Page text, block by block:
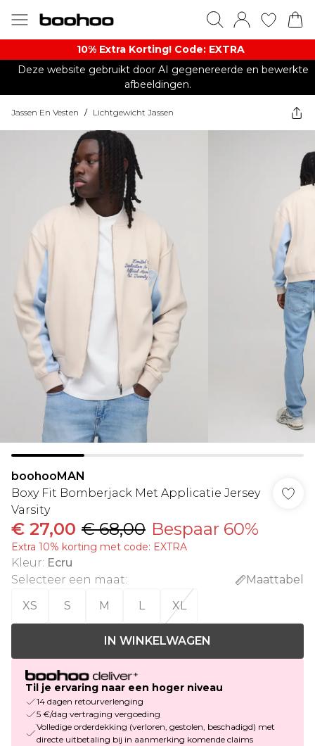
10% Extra Korting! Code: EXTRA​
Deze website gebruikt door AI gegenereerde en bewerkte
afbeeldingen.
Jassen En Vesten / Lichtgewicht Jassen
boohooMAN
Boxy Fit Bomberjack Met Applicatie Jersey
Varsity
€ 27,00 € 68,00 Bespaar 60%
Extra 10% korting met code: EXTRA
Kleur: Ecru
Selecteer een maat:
Maattabel
XS
S M L XL
IN WINKELWAGEN
Til je ervaring naar een hoger niveau
14 dagen retourverlenging
5 €/dag vertraging vergoeding
Volledige orderdekking (verloren, gestolen, beschadigd) met
directe uitbetaling bij in aanmerking komende claims